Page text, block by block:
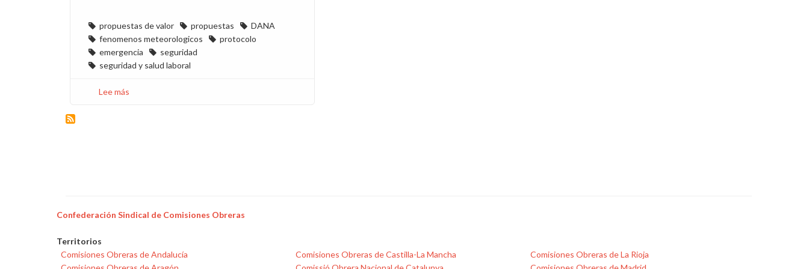
propuestas de valor propuestas
DANA
fenomenos meteorologicos
protocolo
emergencia
seguridad
seguridad y salud laboral
Lee más
emergencia
Confederación Sindical de Comisiones Obreras
Territorios
Comisiones Obreras de Andalucía
Comisiones Obreras de Castilla-La Mancha
Comisiones Obreras de La Rioja